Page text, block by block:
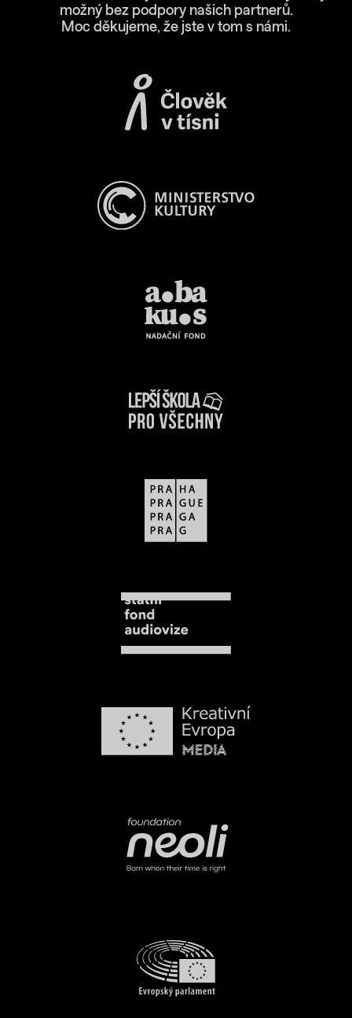
možný bez podpory našich partnerů.
Moc děkujeme, že jste v tom s námi.